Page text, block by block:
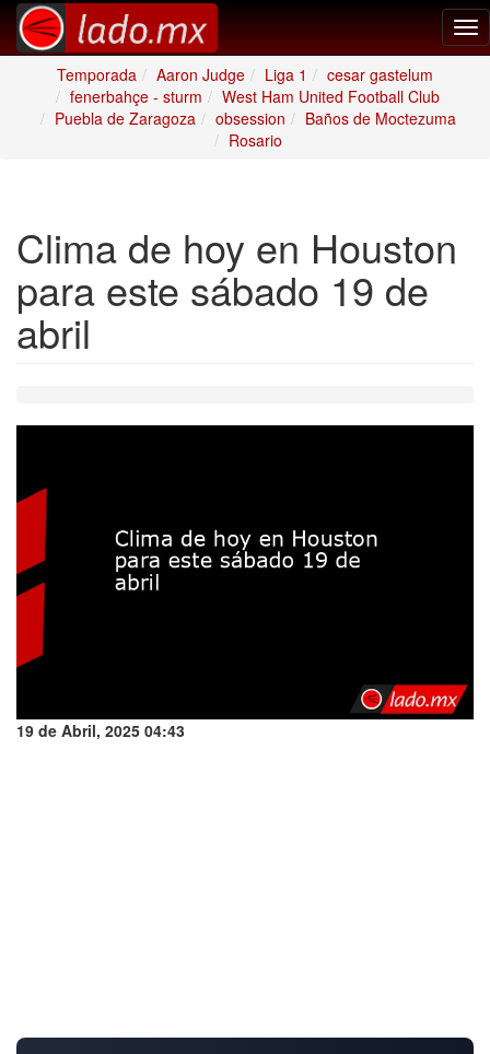
Temporada
Aaron Judge Liga 1
cesar gastelum
fenerbahçe - sturm
West Ham United Football Club
Puebla de Zaragoza
obsession
Baños de Moctezuma
Rosario
Clima de hoy en Houston
para este sábado 19 de
abril
19 de Abril, 2025 04:43